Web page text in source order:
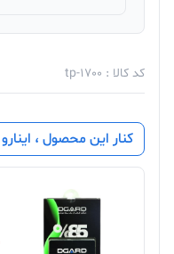
کد کالا : tp-1700
کنار این محصول ،